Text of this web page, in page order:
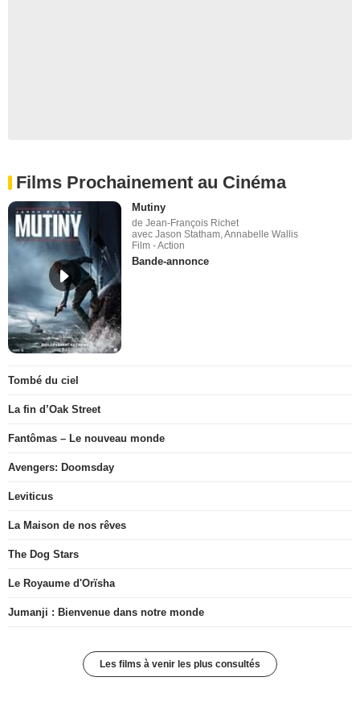
Films Prochainement au Cinéma
Mutiny
de Jean-François Richet
avec Jason Statham, Annabelle Wallis
Film - Action
Bande-annonce
Tombé du ciel
La fin d’Oak Street
Fantômas – Le nouveau monde
Avengers: Doomsday
Leviticus
La Maison de nos rêves
The Dog Stars
Le Royaume d'Orïsha
Jumanji : Bienvenue dans notre monde
Les films à venir les plus consultés